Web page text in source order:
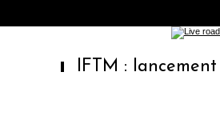
IFTM : lancement des